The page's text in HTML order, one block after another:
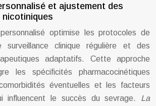
et ajustement des
optimise les protocoles de
surveillance clinique régulière et des
adaptatifs. Cette approche
les spécificités pharmacocinétiques
éventuelles et les facteurs
influencent le succès du sevrage. La